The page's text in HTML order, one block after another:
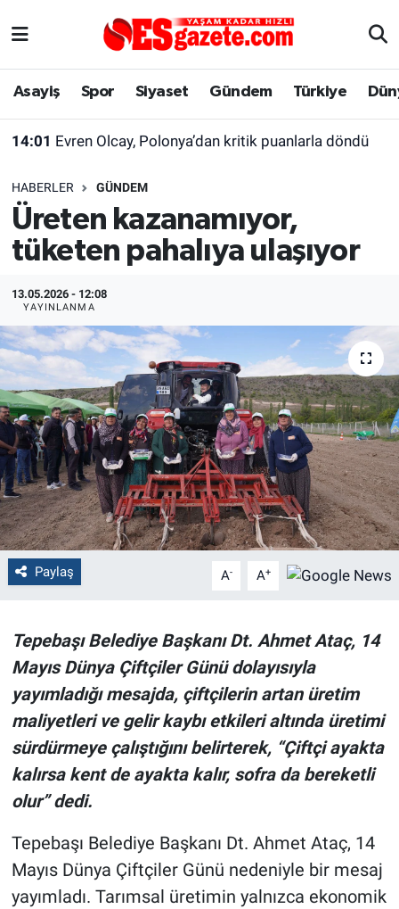
Asayiş Spor Siyaset Gündem Türkiye
14:01 Evren Olcay, Polonya’dan kritik puanlarla döndü
HABERLER GÜNDEM
Üreten kazanamıyor,
tüketen pahalıya ulaşıyor
13.05.2026 - 12:08
YAYINLANMA
Paylaş A- A+
Tepebaşı Belediye Başkanı Dt. Ahmet Ataç, 14
Mayıs Dünya Çiftçiler Günü dolayısıyla
yayımladığı mesajda, çiftçilerin artan üretim
maliyetleri ve gelir kaybı etkileri altında üretimi
sürdürmeye çalıştığını belirterek, “Çiftçi ayakta
kalırsa kent de ayakta kalır, sofra da bereketli
olur” dedi.
Tepebaşı Belediye Başkanı Dt. Ahmet Ataç, 14
Mayıs Dünya Çiftçiler Günü nedeniyle bir mesaj
yayımladı. Tarımsal üretimin yalnızca ekonomik
Asayiş
Gündem
Türkiye
Dünya
Sağlık
Alış-Veriş/İş dünyası
Yaşam
Eskişehirspor Arşivi
Eskişehir Arşivi
Röportaj
Ekonomi
Kültür Sanat
Politika
Bilecik
Kütahya
Gezi
Çevre
Yerel
Magazin
Bilim ve Teknoloji
Eskişehir Nöbetçi Eczaneler
Süper Lig Puan Durumu ve Fikstür
Tüm Manşetler
Son Dakika Haberleri
Haber Arşivi